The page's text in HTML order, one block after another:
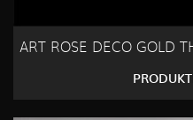
ART ROSE DECO GOLD